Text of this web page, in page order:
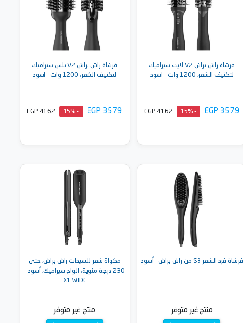
فرشاة راش براش V2 لايت سيراميك
لتكثيف الشعر، 1200 وات - اسود
EGP 3579
- 15%
EGP 4162
أضف إلى السلة
فرشاة راش براش V2 بلس سيراميك
لتكثيف الشعر، 1200 وات - اسود
EGP 3579
- 15%
EGP 4162
أضف إلى السلة
فرشاة فرد الشعر S3 من راش براش - أسود
منتج غير متوفر
مكواة شعر للسيدات راش براش، حتى
230 درجة مئوية، الواح سيراميك، أسود -
X1 WIDE
منتج غير متوفر